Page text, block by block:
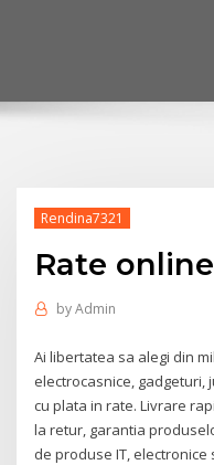
Rendina7321
Rate
byAdmin
Ai libertatea sa alegi din
electrocasnice, gadgeturi,
cu plata in rate. Livrare
la retur, garantia
de produse IT,